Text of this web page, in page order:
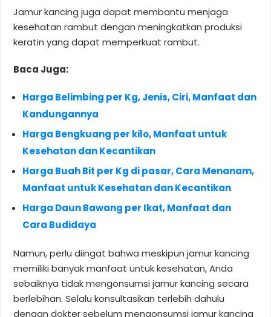
Jamur kancing juga dapat membantu menjaga
kesehatan rambut dengan meningkatkan produksi
keratin yang dapat memperkuat rambut.
Baca Juga:
Harga Belimbing per Kg, Jenis, Ciri, Manfaat dan
Kandungannya
Harga Bengkuang per kilo, Manfaat untuk
Kesehatan dan Kecantikan
Harga Buah Bit per Kg di pasar, Cara Menanam,
Manfaat untuk Kesehatan dan Kecantikan
Harga Daun Bawang per Ikat, Manfaat dan
Cara Budidaya
Namun, perlu diingat bahwa meskipun jamur kancing
memiliki banyak manfaat untuk kesehatan, Anda
sebaiknya tidak mengonsumsi jamur kancing secara
berlebihan. Selalu konsultasikan terlebih dahulu
dengan dokter sebelum mengonsumsi jamur kancing